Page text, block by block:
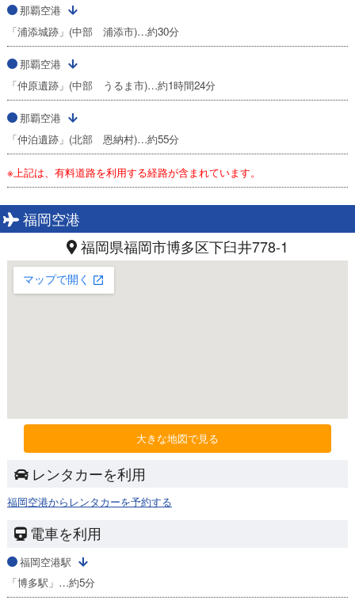
那覇空港
「浦添城跡」(中部 浦添市)…約30分
那覇空港
「仲原遺跡」(中部 うるま市)…約1時間24分
那覇空港
「仲泊遺跡」(北部 恩納村)…約55分
※上記は、有料道路を利用する経路が含まれています。
福岡空港
福岡県福岡市博多区下臼井778-1
大きな地図で見る
レンタカーを利用
福岡空港からレンタカーを予約する
電車を利用
福岡空港駅
「博多駅」…約5分